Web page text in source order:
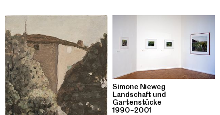
Simone Nieweg
Landschaft und
Gartenstücke
1990–2001